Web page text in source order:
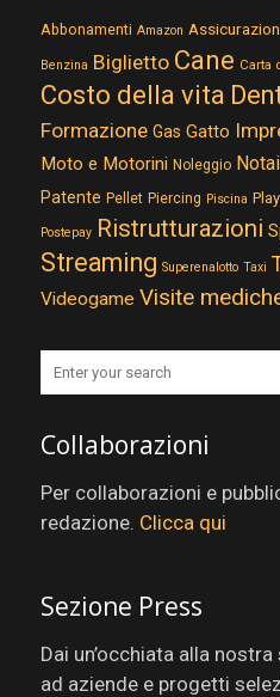
Abbonamenti Amazon
Benzina Biglietto Cane Carta
Costo della vita
Formazione Gas Gatto
Moto e Motorini Noleggio
Patente Pellet Piercing Piscina
Postepay Ristrutturazioni
Streaming Superenalotto Taxi
Videogame Visite
Collaborazioni
Per collaborazioni e
redazione. Clicca qui
Sezione Press
Dai un’occhiata alla
ad aziende e progetti